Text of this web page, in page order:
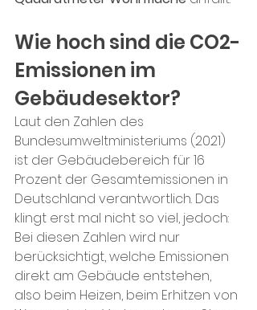
Wie hoch sind die CO2-
Emissionen im
Gebäudesektor?
Laut den Zahlen des
Bundesumweltministeriums (2021)
ist der Gebäudebereich für 16
Prozent der Gesamtemissionen in
Deutschland verantwortlich. Das
klingt erst mal nicht so viel, jedoch:
Bei diesen Zahlen wird nur
berücksichtigt, welche Emissionen
direkt am Gebäude entstehen,
also beim Heizen, beim Erhitzen von